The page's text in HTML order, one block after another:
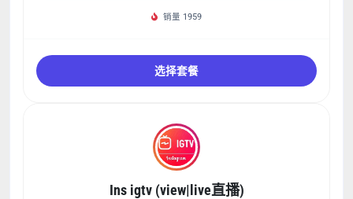
销量 1959
选择套餐
Ins igtv (view|live直播)